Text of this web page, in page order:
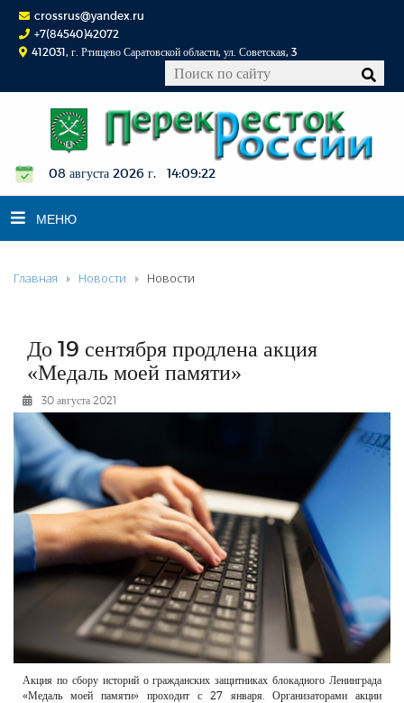
crossrus@yandex.ru
+7(84540)42072
412031, г. Ртищево Саратовской области, ул. Советская, 3
08 августа 2026 г. 14:09:23
МЕНЮ
НОВОСТИ
К СВЕДЕНИЮ
КОНКУРСЫ
ФОТОРЕПОРТАЖИ
РЕКЛАМОДАТЕЛЯМ
ОБЪЯВЛЕНИЯ
КОНТАКТЫ
Главная Новости Новости
До 19 сентября продлена акция
«Медаль моей памяти»
30 августа 2021
Акция по сбору историй о гражданских защитниках блокадного Ленинграда
«Медаль моей памяти» проходит с 27 января. Организаторами акции